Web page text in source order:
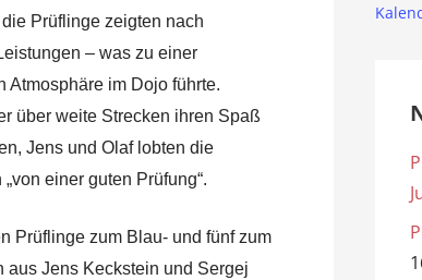
Prüflinge zeigten nach
– was zu einer
im Dojo führte.
über weite Strecken ihren Spaß
Jens und Olaf lobten die
einer guten Prüfung“.
Prüflinge zum Blau- und fünf zum
aus Jens Keckstein und Sergej